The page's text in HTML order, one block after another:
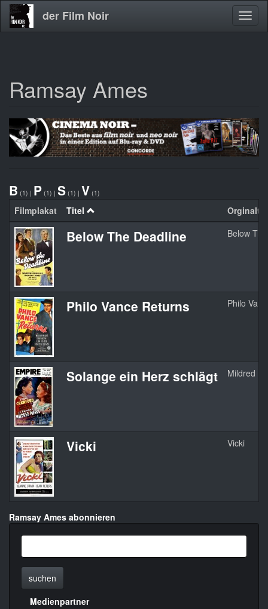
Direkt
zum
der Film Noir
Ramsay Ames
B (1) | P (1) | S (1) | V (1)
Filmplakat Titel
Below The Deadline Below
Philo Vance Returns Philo
Solange ein Herz schlägt Mildred
Vicki Vicki
Ramsay Ames abonnieren
suchen
Medienpartner